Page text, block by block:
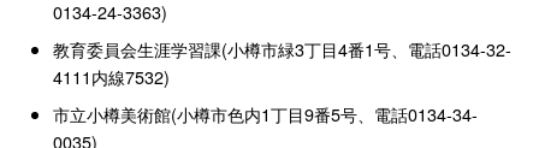
0134-24-3363)
教育委員会生涯学習課(小樽市緑3丁目4番1号、電話0134-32-
4111内線7532)
市立小樽美術館(小樽市色内1丁目9番5号、電話0134-34-
0035)